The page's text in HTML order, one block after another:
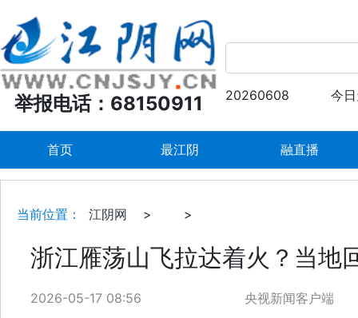
举报电话：68150911 20260608 今
首页 最江阴 融直播
当前位置： 江阴网 > >
浙江雁荡山飞拉达着火？当地
2026-05-17 08:56 央视新闻客户端